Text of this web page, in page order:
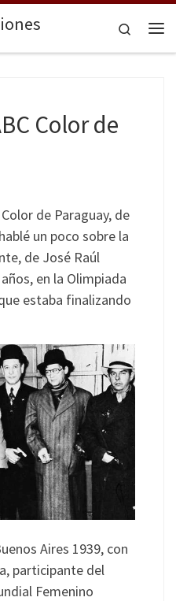
Search
Color de
de Paraguay, de
un poco sobre la
de José Raúl
en la Olimpiada
estaba finalizando
Aires 1939, con
participante del
Femenino